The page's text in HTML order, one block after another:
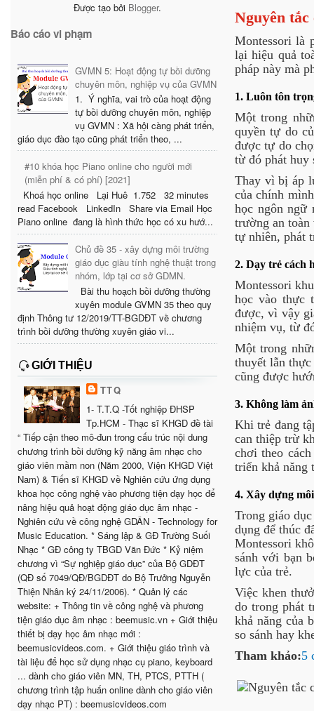
Được tạo bởi Blogger.
Báo cáo vi phạm
GVMN 5: Hoạt động tự bồi dưỡng
chuyên môn, nghiệp vụ của GVMN
1. Ý nghĩa, vai trò của hoạt động
tự bồi dưỡng chuyên môn, nghiệp
vụ GVMN : Xã hội càng phát triển,
giáo dục đào tạo cũng phát triển theo, ...
#10 khóa học Piano online cho người mới
(miễn phí & có phí) [2021]
Khoá học online Lại Huê 1.752 32 minutes
read Facebook LinkedIn Share via Email Học
Piano online đang là hình thức học có xu hướ...
Chủ đề 35 - xây dựng môi trường
giáo dục giàu tính nghệ thuật trong
nhóm, lớp tại cơ sở GDMN.
Bài thu hoạch bồi dưỡng thường
xuyên module GVMN 35 theo quy
định Thông tư 12/2019/TT-BGDĐT về chương
trình bồi dưỡng thường xuyên giáo vi...
GIỚI THIỆU
TTQ
1- T.T.Q -Tốt nghiệp ĐHSP
Tp.HCM - Thạc sĩ KHGD đề tài
“ Tiếp cận theo mô-đun trong cấu trúc nội dung
chương trình bồi dưỡng kỹ năng âm nhạc cho
giáo viên mầm non (Năm 2000, Viện KHGD Việt
Nam) & Tiến sĩ KHGD về Nghiên cứu ứng dụng
khoa học công nghệ vào phương tiện dạy học để
nâng hiệu quả hoạt động giáo dục âm nhạc -
Nghiên cứu về công nghệ GDÂN - Technology for
Music Education. * Sáng lập & GĐ Trường Suối
Nhạc * GĐ công ty TBGD Văn Đức * Kỷ niệm
chương vì “Sự nghiệp giáo dục” của Bộ GDĐT
(QĐ số 7049/QĐ/BGDĐT do Bộ Trưởng Nguyễn
Thiện Nhân ký 24/11/2006). * Quản lý các
website: + Thông tin về công nghệ và phương
tiện giáo dục âm nhạc : beemusic.vn + Giới thiệu
thiết bị dạy học âm nhạc mới :
beemusicvideos.com. + Giới thiệu giáo trình và
tài liệu để học sử dụng nhạc cụ piano, keyboard
... dành cho giáo viên MN, TH, PTCS, PTTH (
chương trình tập huấn online dành cho giáo viên
dạy nhạc PT) : beemusicvideos.com
Nguyên
Montessori là
lại hiệu quả
pháp này mà
1. Luôn tôn
Một trong
quyền tự do
được tự do
từ đó phát huy
Thay vì bị áp
của chính
học ngôn ngữ
trường an
tự nhiên, phát
2. Dạy trẻ cách
Montessori
học vào thực
được, vì vậy
nhiệm vụ, từ
Một trong
thuyết lẫn
cũng được
3. Không làm
Khi trẻ đang
can thiệp trừ
chơi theo
triển khả năng
4. Xây dựng
Trong giáo
dụng để thúc
Montessori
sánh với bạn
lực của trẻ.
Việc khen
do trong phát
khả năng của
so sánh hay
Tham khảo:5